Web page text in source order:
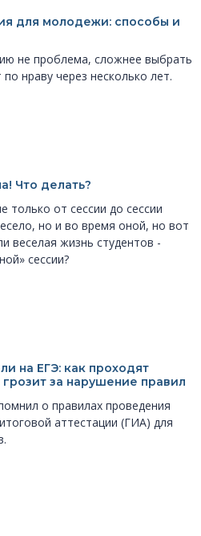
для молодежи: способы и
не проблема, сложнее выбрать
нраву через несколько лет.
Что делать?
только от сессии до сессии
но и во время оной, но вот
веселая жизнь студентов -
сессии?
на ЕГЭ: как проходят
за нарушение правил
о правилах проведения
аттестации (ГИА) для